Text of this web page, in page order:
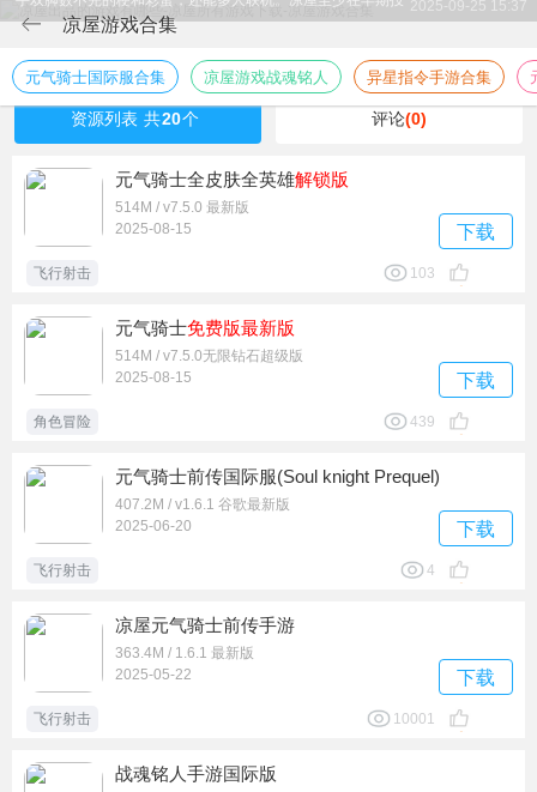
凉屋游戏合集
入了100%的诚意。甚至我觉得，元气骑士代表了凉屋的最高
老大眼界高，对待创业的态度VeryTough；相信自己的判断和
游戏品味；对海外市场的理解超过国内大厂。从美术到程序，
独当一面，一人扛起一种风格的大旗。他们代表的作品也有很
多，比如《元气骑士》，《大家饿餐厅》，《你行你上》，
推荐。除此之外，还有很多优秀的项目在开发中。
2025-09-25 15:37
元气骑士国际服合集 凉屋游戏战魂铭人 异星指令手游合集
资源列表 共20个 评论(0)
元气骑士全皮肤全英雄解锁版
514M / v7.5.0 最新版
2025-08-15
下载
飞行射击 103
元气骑士免费版最新版
514M / v7.5.0无限钻石超级版
2025-08-15
下载
角色冒险 439
元气骑士前传国际服(Soul knight Prequel)
407.2M / v1.6.1 谷歌最新版
2025-06-20
下载
飞行射击 4
凉屋元气骑士前传手游
363.4M / 1.6.1 最新版
2025-05-22
下载
飞行射击 10001
战魂铭人手游国际版